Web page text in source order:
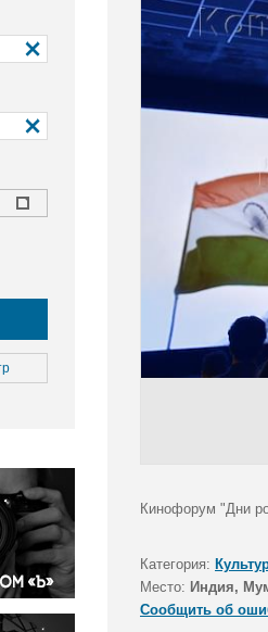
Кинофорум "Дни
Категория:
Место: Индия,
Сообщить об